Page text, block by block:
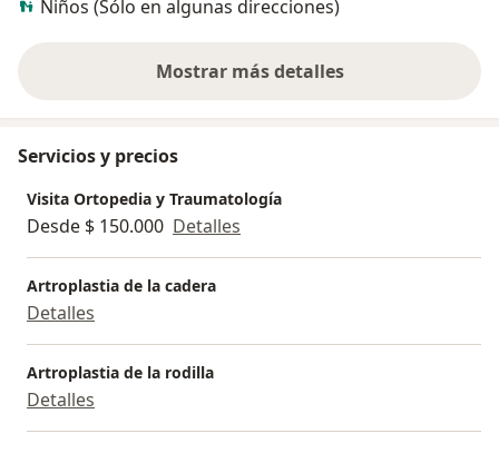
Niños (Sólo en algunas direcciones)
Mostrar más detalles
sobre la experiencia
Servicios y precios
Visita Ortopedia y Traumatología
Desde $ 150.000 Detalles
Artroplastia de la cadera
Detalles
Artroplastia de la rodilla
Detalles